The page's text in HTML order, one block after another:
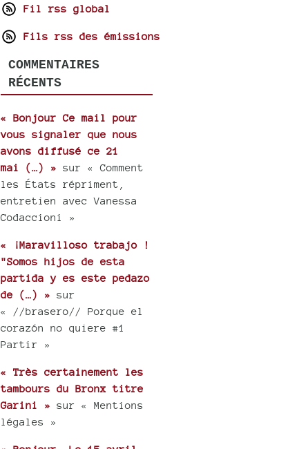
Fil rss global
Fils rss des émissions
COMMENTAIRES
RÉCENTS
« Bonjour Ce mail pour
vous signaler que nous
avons diffusé ce 21
mai (…) » sur « Comment
les États répriment,
entretien avec Vanessa
Codaccioni »
« ¡Maravilloso trabajo !
"Somos hijos de esta
partida y es este pedazo
de (…) » sur
« //brasero// Porque el
corazón no quiere #1
Partir »
« Très certainement les
tambours du Bronx titre
Garini » sur « Mentions
légales »